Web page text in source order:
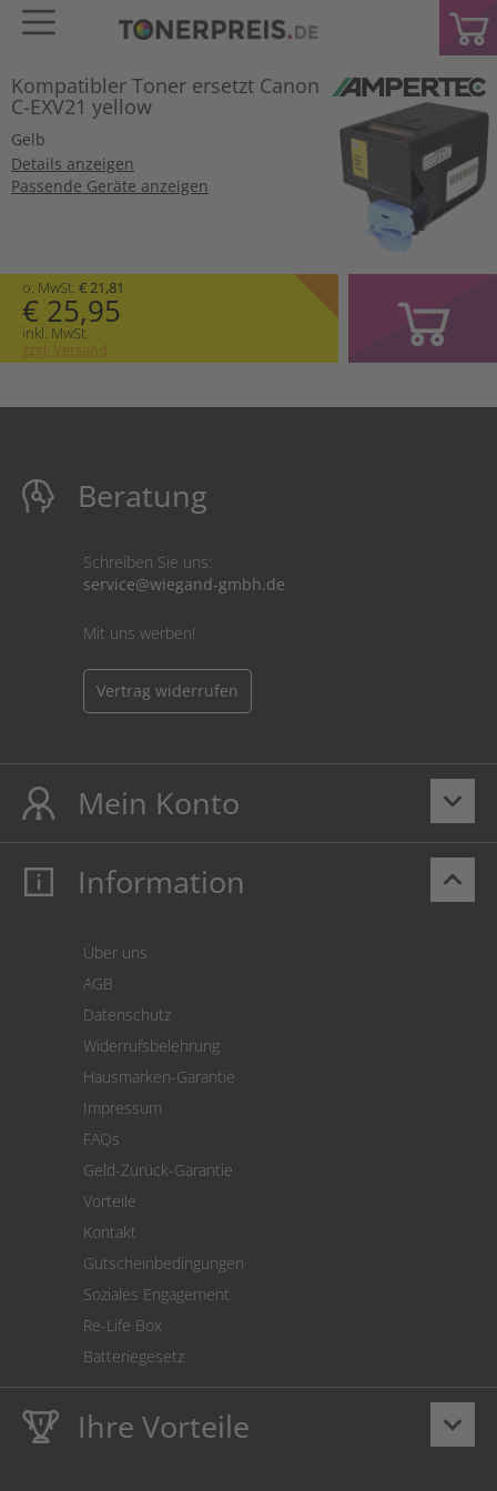
Kompatibler Toner ersetzt Canon
C-EXV21 yellow
Gelb
Details anzeigen
Passende Geräte anzeigen
o. MwSt. € 21,81
€ 25,95
inkl. MwSt.
zzgl. Versand
Beratung
Schreiben Sie uns:
service@wiegand-gmbh.de
Mit uns werben!
Vertrag widerrufen
keyboard_arrow_down
Mein Konto
Mein Konto
Cookie Einstellungen
keyboard_arrow_up
Information
Über uns
AGB
Datenschutz
Widerrufsbelehrung
Hausmarken-Garantie
Impressum
FAQs
Geld-Zurück-Garantie
Vorteile
Kontakt
Gutscheinbedingungen
Soziales Engagement
Re-Life Box
Batteriegesetz
keyboard_arrow_down
Ihre Vorteile